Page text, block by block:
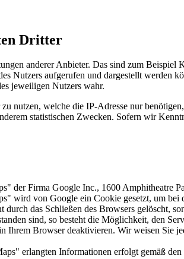
Dritter
anderer Anbieter. Das sind zum
Nutzers aufgerufen und dargestellt
jeweiligen Nutzers wahr.
nutzen, welche die IP-Adresse nur
statistischen Zwecken. Sofern wir
der Firma Google Inc., 1600 Amphitheatre
wird von Google ein Cookie gesetzt, um
das Schließen des Browsers gelöscht,
sind, so besteht die Möglichkeit, den
Ihrem Browser deaktivieren. Wir weisen Sie
erlangten Informationen erfolgt gemäß